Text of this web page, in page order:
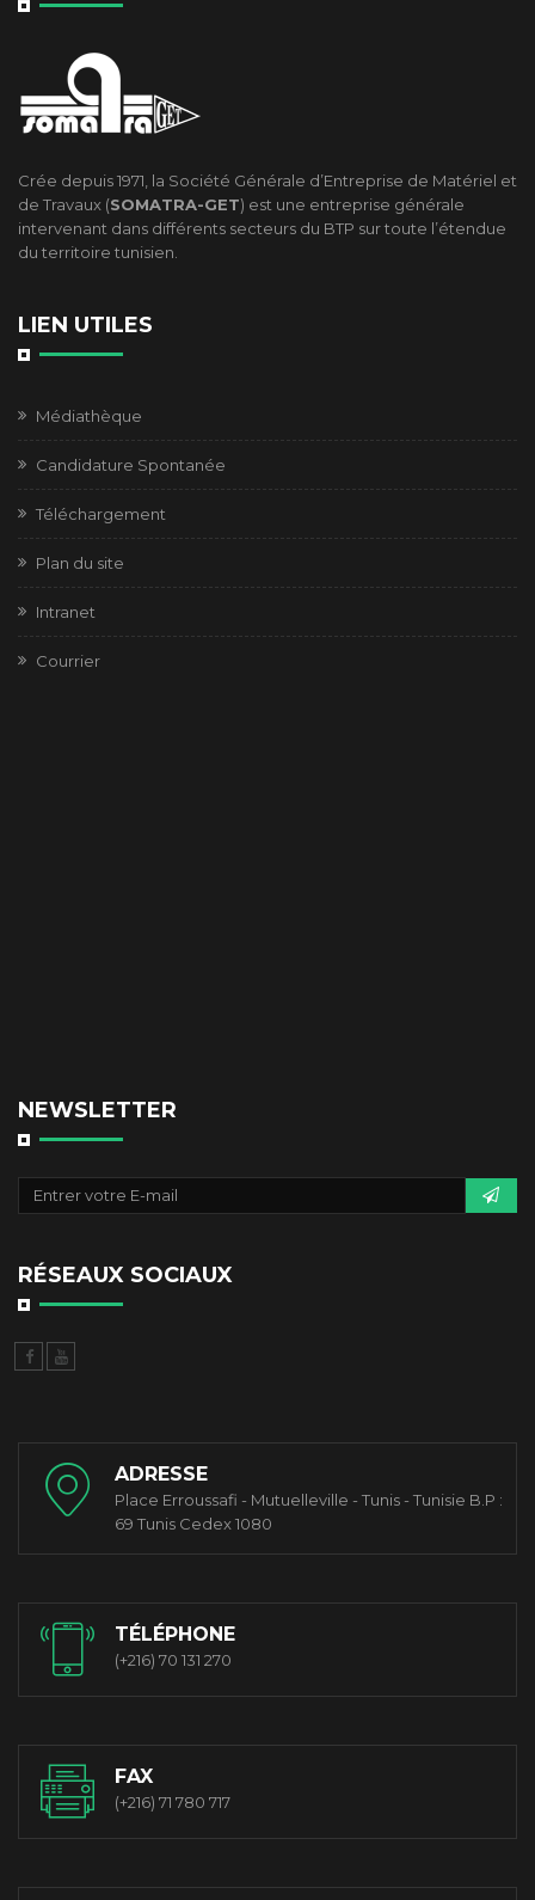
Crée depuis 1971, la Société Générale d’Entreprise de Matériel et
de Travaux (SOMATRA-GET) est une entreprise générale
intervenant dans différents secteurs du BTP sur toute l’étendue
du territoire tunisien.
LIEN UTILES
Médiathèque
Candidature Spontanée
Téléchargement
Plan du site
Intranet
Courrier
NEWSLETTER
RÉSEAUX SOCIAUX
ADRESSE
Place Erroussafi - Mutuelleville - Tunis - Tunisie B.P :
69 Tunis Cedex 1080
TÉLÉPHONE
(+216) 70 131 270
FAX
(+216) 71 780 717